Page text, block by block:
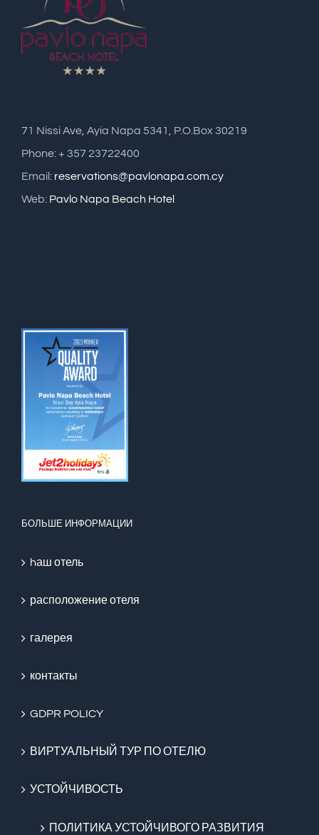
71 Nissi Ave, Ayia Napa 5341, P.O.Box 30219
Phone: + 357 23722400
Email: reservations@pavlonapa.com.cy
Web: Pavlo Napa Beach Hotel
БОЛЬШЕ ИНФОРМАЦИИ
hаш отель
расположение отеля
галерея
контакты
GDPR POLICY
ВИРТУАЛЬНЫЙ ТУР ПО ОТЕЛЮ
УСТОЙЧИВОСТЬ
ПОЛИТИКА УСТОЙЧИВОГО РАЗВИТИЯ